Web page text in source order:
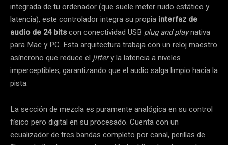
integrada de tu ordenador (que suele meter ruido estático y
latencia), este controlador integra su propia interfaz de
audio de 24 bitscon conectividad USB plug and playnativa
para Mac y PC. Esta arquitectura trabaja con un reloj maestro
asíncrono que reduce el jittery la latencia a niveles
imperceptibles, garantizando que el audio salga limpio hacia la
pista.
La sección de mezcla es puramente analógica en su control
físico pero digital en su procesado. Cuenta con un
ecualizador de tres bandas completo por canal, perillas de